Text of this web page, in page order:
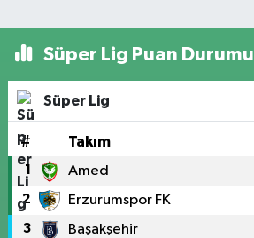
Süper Lig Puan Durumu
Süper Lig
# Takım
1 Amed
2 Erzurumspor FK
3 Başakşehir